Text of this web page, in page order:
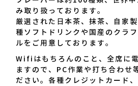
み取り扱っております。
厳選された日本茶、抹茶、自家
種ソフトドリンクや国産のクラ
ルをご用意しております。
Wifiはもちろんのこと、全席に
ますので、PC作業や打ち合わせ
ださい。各種クレジットカード